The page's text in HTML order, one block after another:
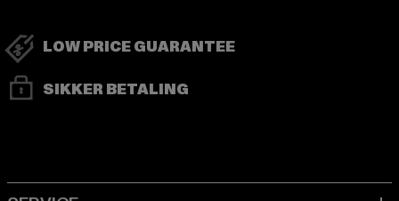
LOW PRICE GUARANTEE
SIKKER BETALING